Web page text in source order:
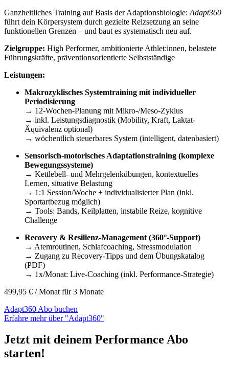
Ganzheitliches Training auf Basis der Adaptionsbiologie: Adapt360
führt dein Körpersystem durch gezielte Reizsetzung an seine
funktionellen Grenzen – und baut es systematisch neu auf.
Zielgruppe: High Performer, ambitionierte Athlet:innen, belastete
Führungskräfte, präventionsorientierte Selbstständige
Leistungen:
Makrozyklisches Systemtraining mit individueller
Periodisierung
→ 12-Wochen-Planung mit Mikro-/Meso-Zyklus
→ inkl. Leistungsdiagnostik (Mobility, Kraft, Laktat-
Äquivalenz optional)
→ wöchentlich steuerbares System (intelligent, datenbasiert)
Sensorisch-motorisches Adaptationstraining (komplexe
Bewegungssysteme)
→ Kettlebell- und Mehrgelenkübungen, kontextuelles
Lernen, situative Belastung
→ 1:1 Session/Woche + individualisierter Plan (inkl.
Sportartbezug möglich)
→ Tools: Bands, Keilplatten, instabile Reize, kognitive
Challenge
Recovery & Resilienz-Management (360°-Support)
→ Atemroutinen, Schlafcoaching, Stressmodulation
→ Zugang zu Recovery-Tipps und dem Übungskatalog
(PDF)
→ 1x/Monat: Live-Coaching (inkl. Performance-Strategie)
499,95 € / Monat für 3 Monate
Adapt360 Abo buchen
Erfahre mehr über "Adapt360"
Jetzt mit deinem Performance Abo
starten!